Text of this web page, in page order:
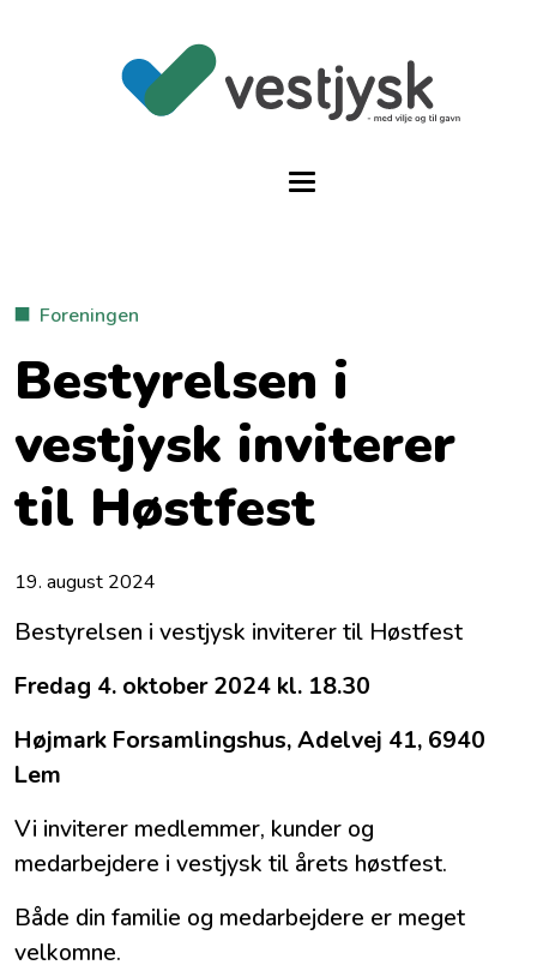
Foreningen
Bestyrelsen i
vestjysk inviterer
til Høstfest
19. august 2024
Bestyrelsen i vestjysk inviterer til Høstfest
Fredag 4. oktober 2024 kl. 18.30
Højmark Forsamlingshus, Adelvej 41, 6940
Lem
Vi inviterer medlemmer, kunder og
medarbejdere i vestjysk til årets høstfest.
Både din familie og medarbejdere er meget
velkomne.